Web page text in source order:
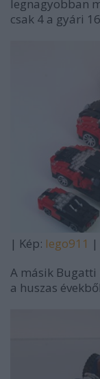
legnagyobban
csak 4 a gyári
| Kép: lego911 |
A másik
a huszas